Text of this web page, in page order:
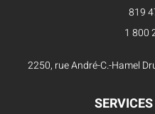
819
1 800
2250, rue André-C.-Hamel